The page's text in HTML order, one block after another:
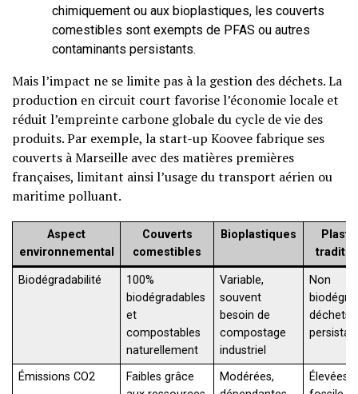
chimiquement ou aux bioplastiques, les couverts
comestibles sont exempts de PFAS ou autres
contaminants persistants.
Mais l’impact ne se limite pas à la gestion des déchets. La
production en circuit court favorise l’économie locale et
réduit l’empreinte carbone globale du cycle de vie des
produits. Par exemple, la start-up Koovee fabrique ses
couverts à Marseille avec des matières premières
françaises, limitant ainsi l’usage du transport aérien ou
maritime polluant.
Aspect
environnemental
Couverts
comestibles
Bioplastiques
Biodégradabilité
100%
biodégradables
et
compostables
naturellement
Variable,
souvent
besoin de
compostage
industriel
Non
déchets
Émissions CO2
Faibles grâce
Modérées,
Élevées,